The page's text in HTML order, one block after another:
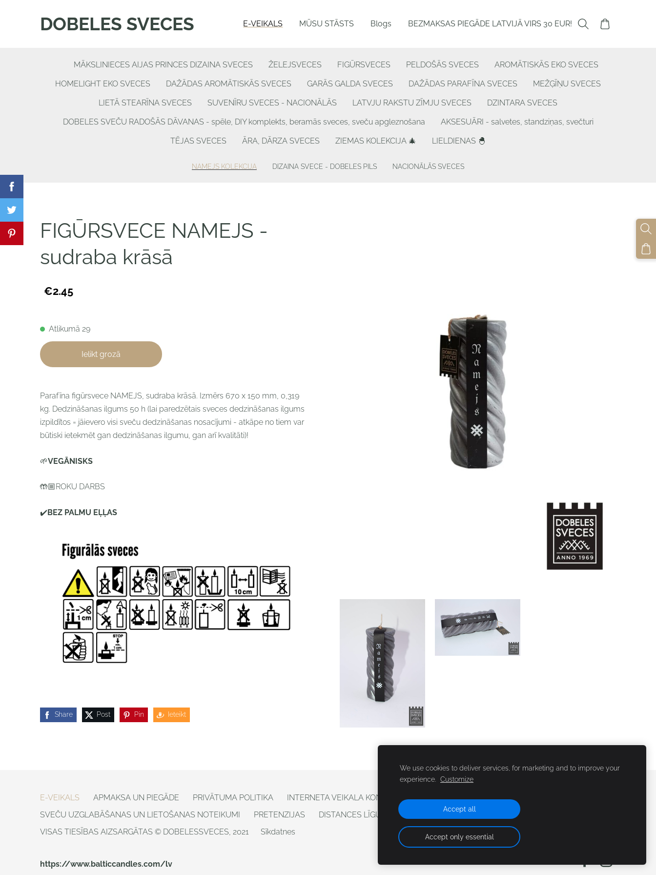
DOBELES SVECES E-VEIKALS MŪSU STĀSTS Blogs BEZMAKSAS PIEGĀDE LATVIJĀ VIRS 30 EUR!
MĀKSLINIECES AIJAS PRINCES DIZAINA SVECES ŽELEJSVECES FIGŪRSVECES PELDOŠĀS SVECES AROMĀTISKĀS EKO SVECES
HOMELIGHT EKO SVECES DAŽĀDAS AROMĀTISKĀS SVECES GARĀS GALDA SVECES DAŽĀDAS PARAFĪNA SVECES MEŽĢĪŅU SVECES
LIETĀ STEARĪNA SVECES SUVENĪRU SVECES - NACIONĀLĀS LATVJU RAKSTU ZĪMJU SVECES DZINTARA SVECES
DOBELES SVEČU RADOŠĀS DĀVANAS - spēle, DIY komplekts, beramās sveces, sveču apgleznošana AKSESUĀRI - salvetes, standziņas, svečturi
TĒJAS SVECES ĀRA, DĀRZA SVECES ZIEMAS KOLEKCIJA 🎄 LIELDIENAS 🐣
NAMEJS KOLEKCIJA DIZAINA SVECE - DOBELES PILS NACIONĀLĀS SVECES
FIGŪRSVECE NAMEJS -
sudraba krāsā
€2.45
Atlikumā 29
Ielikt grozā
Parafīna figūrsvece NAMEJS, sudraba krāsā. Izmērs 670 x 150 mm, 0,319
kg. Dedzināšanas ilgums 50 h (lai paredzētais sveces dedzināšanas ilgums
izpildītos = jāievero visi sveču dedzināšanas nosacījumi - atkāpe no tiem var
būtiski ietekmēt gan dedzināšanas ilgumu, gan arī kvalitāti)!
🌱VEGĀNISKS
🤲🏼ROKU DARBS
✔️BEZ PALMU EĻĻAS
Share Post Pin Ieteikt
E-VEIKALS APMAKSA UN PIEGĀDE PRIVĀTUMA POLITIKA
INTERNETA VEIKALA KONTAKTI
SVEČU UZGLABĀŠANAS UN LIETOŠANAS NOTEIKUMI
PRETENZIJAS
DISTANCES LĪGUMS - ATTEIKUMA TIESĪBAS
VISAS TIESĪBAS AIZSARGĀTAS © DOBELESSVECES, 2021
Sīkdatnes
https://www.balticcandles.com/lv
We use cookies to deliver services, for marketing and to improve your
experience.
Customize
Accept all
Accept only essential